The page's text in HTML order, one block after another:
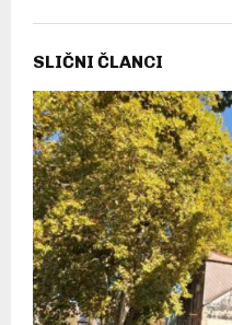
SLIČNI ČLANCI